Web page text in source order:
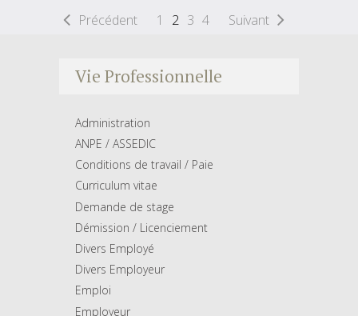
Précédent 1 2 3 4 Suivant
Vie Professionnelle
Administration
ANPE / ASSEDIC
Conditions de travail / Paie
Curriculum vitae
Demande de stage
Démission / Licenciement
Divers Employé
Divers Employeur
Emploi
Employeur